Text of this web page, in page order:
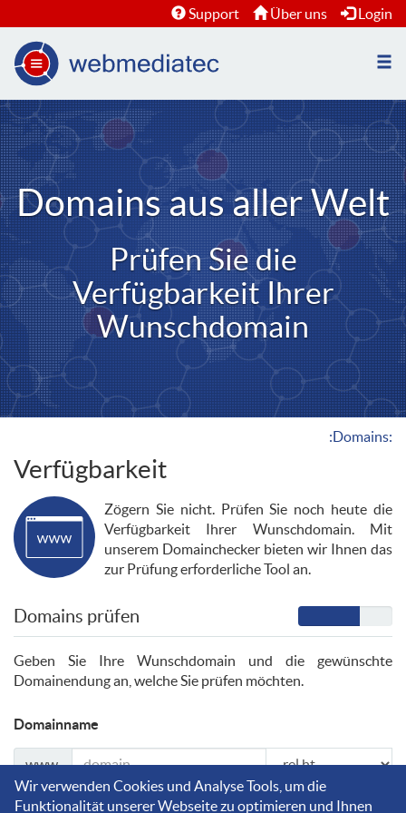
Support Über uns Login
Domains aus aller Welt
Prüfen Sie die
Verfügbarkeit Ihrer
Wunschdomain
:Domains:
Verfügbarkeit
Zögern Sie nicht. Prüfen Sie noch heute die
Verfügbarkeit Ihrer Wunschdomain. Mit
unserem Domainchecker bieten wir Ihnen das
zur Prüfung erforderliche Tool an.
Domains prüfen
Geben Sie Ihre Wunschdomain und die gewünschte
Domainendung an, welche Sie prüfen möchten.
Domainname
www.
Wir verwenden Cookies und Analyse Tools, um die
Funktionalität unserer Webseite zu optimieren und Ihnen